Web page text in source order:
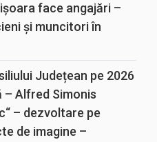
face angajări –
și muncitori în
Județean pe 2026
Alfred Simonis
– dezvoltare pe
de imagine –